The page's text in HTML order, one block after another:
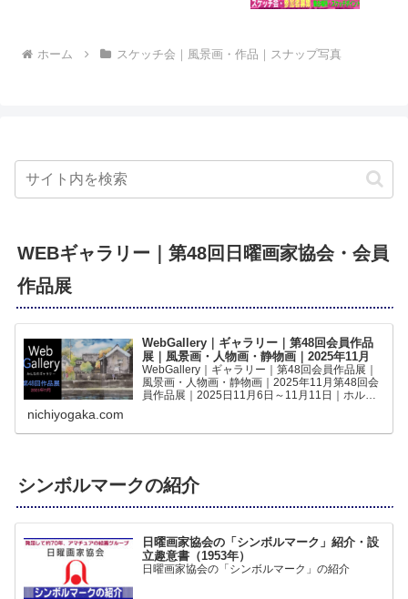
ホーム スケッチ会｜風景画・作品｜スナップ写真
WEBギャラリー｜第48回日曜画家協会・会員
作品展
WebGallery｜ギャラリー｜第48回会員作品
展｜風景画・人物画・静物画｜2025年11月
WebGallery｜ギャラリー｜第48回会員作品展｜
風景画・人物画・静物画｜2025年11月第48回会
員作品展｜2025日11月6日～11月11日｜ホルベ
nichiyogaka.com
シンボルマークの紹介
日曜画家協会の「シンボルマーク」紹介・設
立趣意書（1953年）
日曜画家協会の「シンボルマーク」の紹介